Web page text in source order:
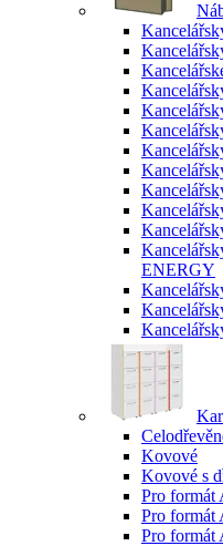
ENERGY
Kovové
Kovové s
Pro formát
Pro formát
Pro formát